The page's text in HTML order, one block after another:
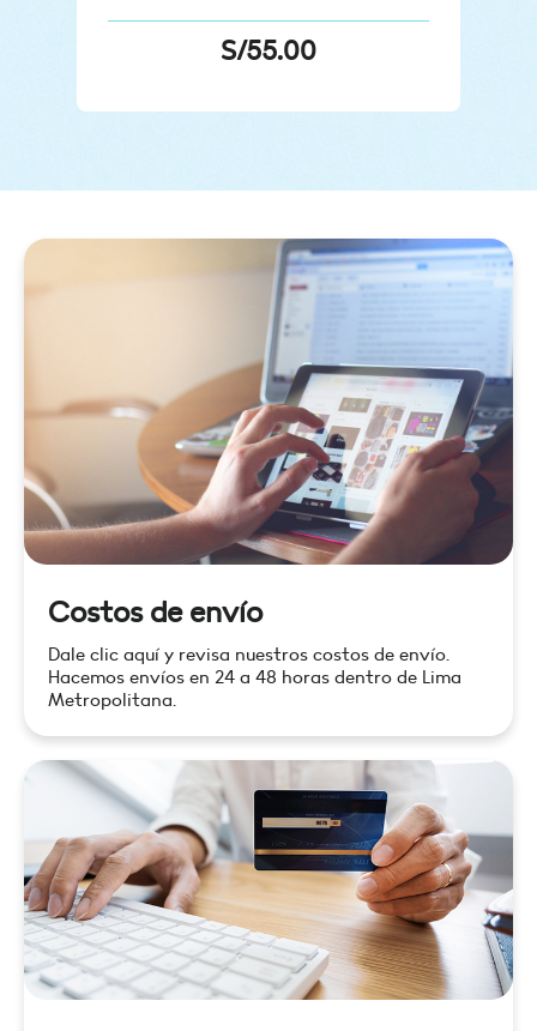
S/55.00
Costos de envío
Dale clic aquí y revisa nuestros costos de envío.
Hacemos envíos en 24 a 48 horas dentro de Lima
Metropolitana.